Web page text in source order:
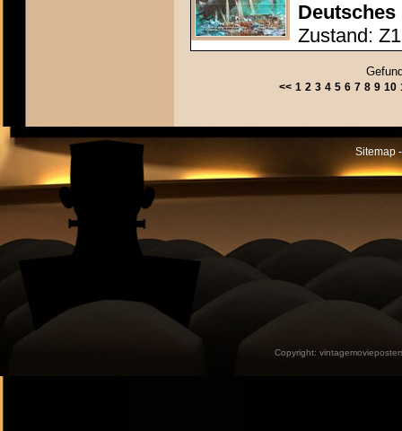
Deutsches
Zustand:
<< 1 2 3 4 5 6 7 8 9 10
Sitemap
Copyright: